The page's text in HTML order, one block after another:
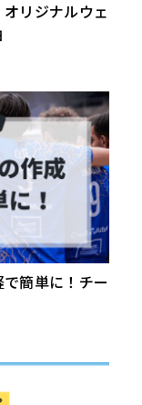
リジナルウェ
簡単に！チー